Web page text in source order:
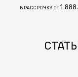
В РАССРОЧКУ ОТ1 888